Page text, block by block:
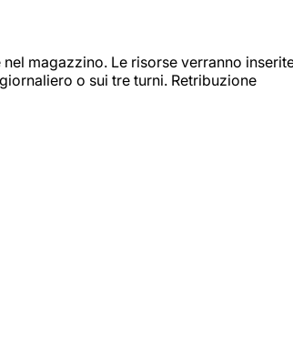
magazzino. Le risorse verranno
o sui tre turni. Retribuzione